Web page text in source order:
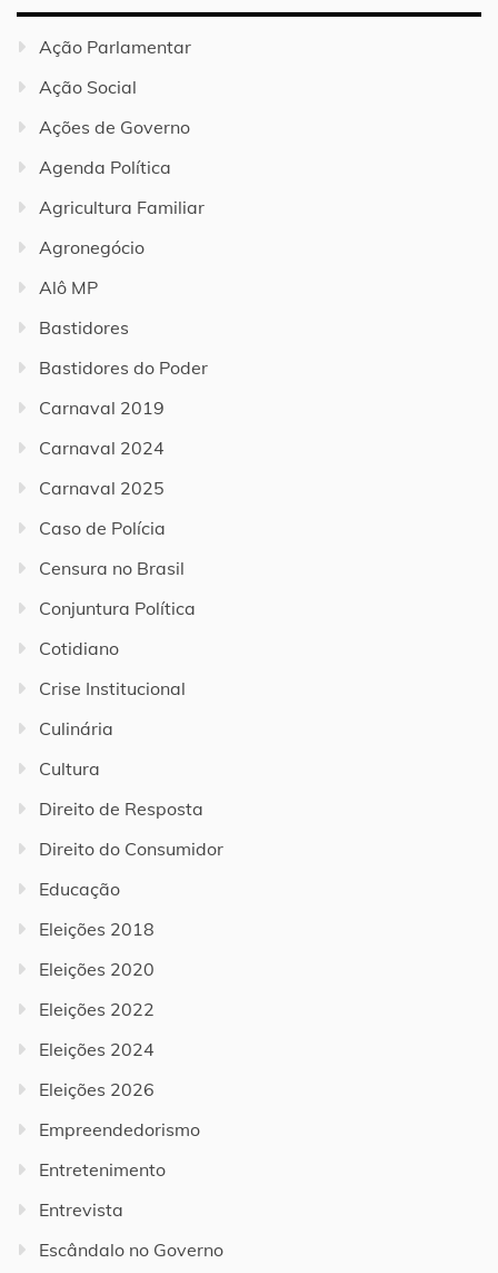
Ação Parlamentar
Ação Social
Ações de Governo
Agenda Política
Agricultura Familiar
Agronegócio
Alô MP
Bastidores
Bastidores do Poder
Carnaval 2019
Carnaval 2024
Carnaval 2025
Caso de Polícia
Censura no Brasil
Conjuntura Política
Cotidiano
Crise Institucional
Culinária
Cultura
Direito de Resposta
Direito do Consumidor
Educação
Eleições 2018
Eleições 2020
Eleições 2022
Eleições 2024
Eleições 2026
Empreendedorismo
Entretenimento
Entrevista
Escândalo no Governo